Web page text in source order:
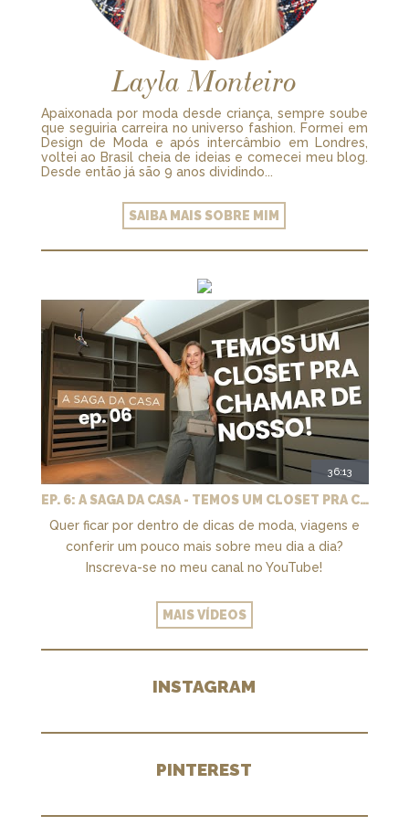
Layla Monteiro
Apaixonada por moda desde criança, sempre soube
que seguiria carreira no universo fashion. Formei em
Design de Moda e após intercâmbio em Londres,
voltei ao Brasil cheia de ideias e comecei meu blog.
Desde então já são 9 anos dividindo...
SAIBA MAIS SOBRE MIM
36:13
EP. 6: A SAGA DA CASA - TEMOS UM CLOSET PRA CHAMAR DE NOSSO + MARCENARIA E PAISAGISMO
Quer ficar por dentro de dicas de moda, viagens e
conferir um pouco mais sobre meu dia a dia?
Inscreva-se no meu canal no YouTube!
MAIS VÍDEOS
INSTAGRAM
PINTEREST